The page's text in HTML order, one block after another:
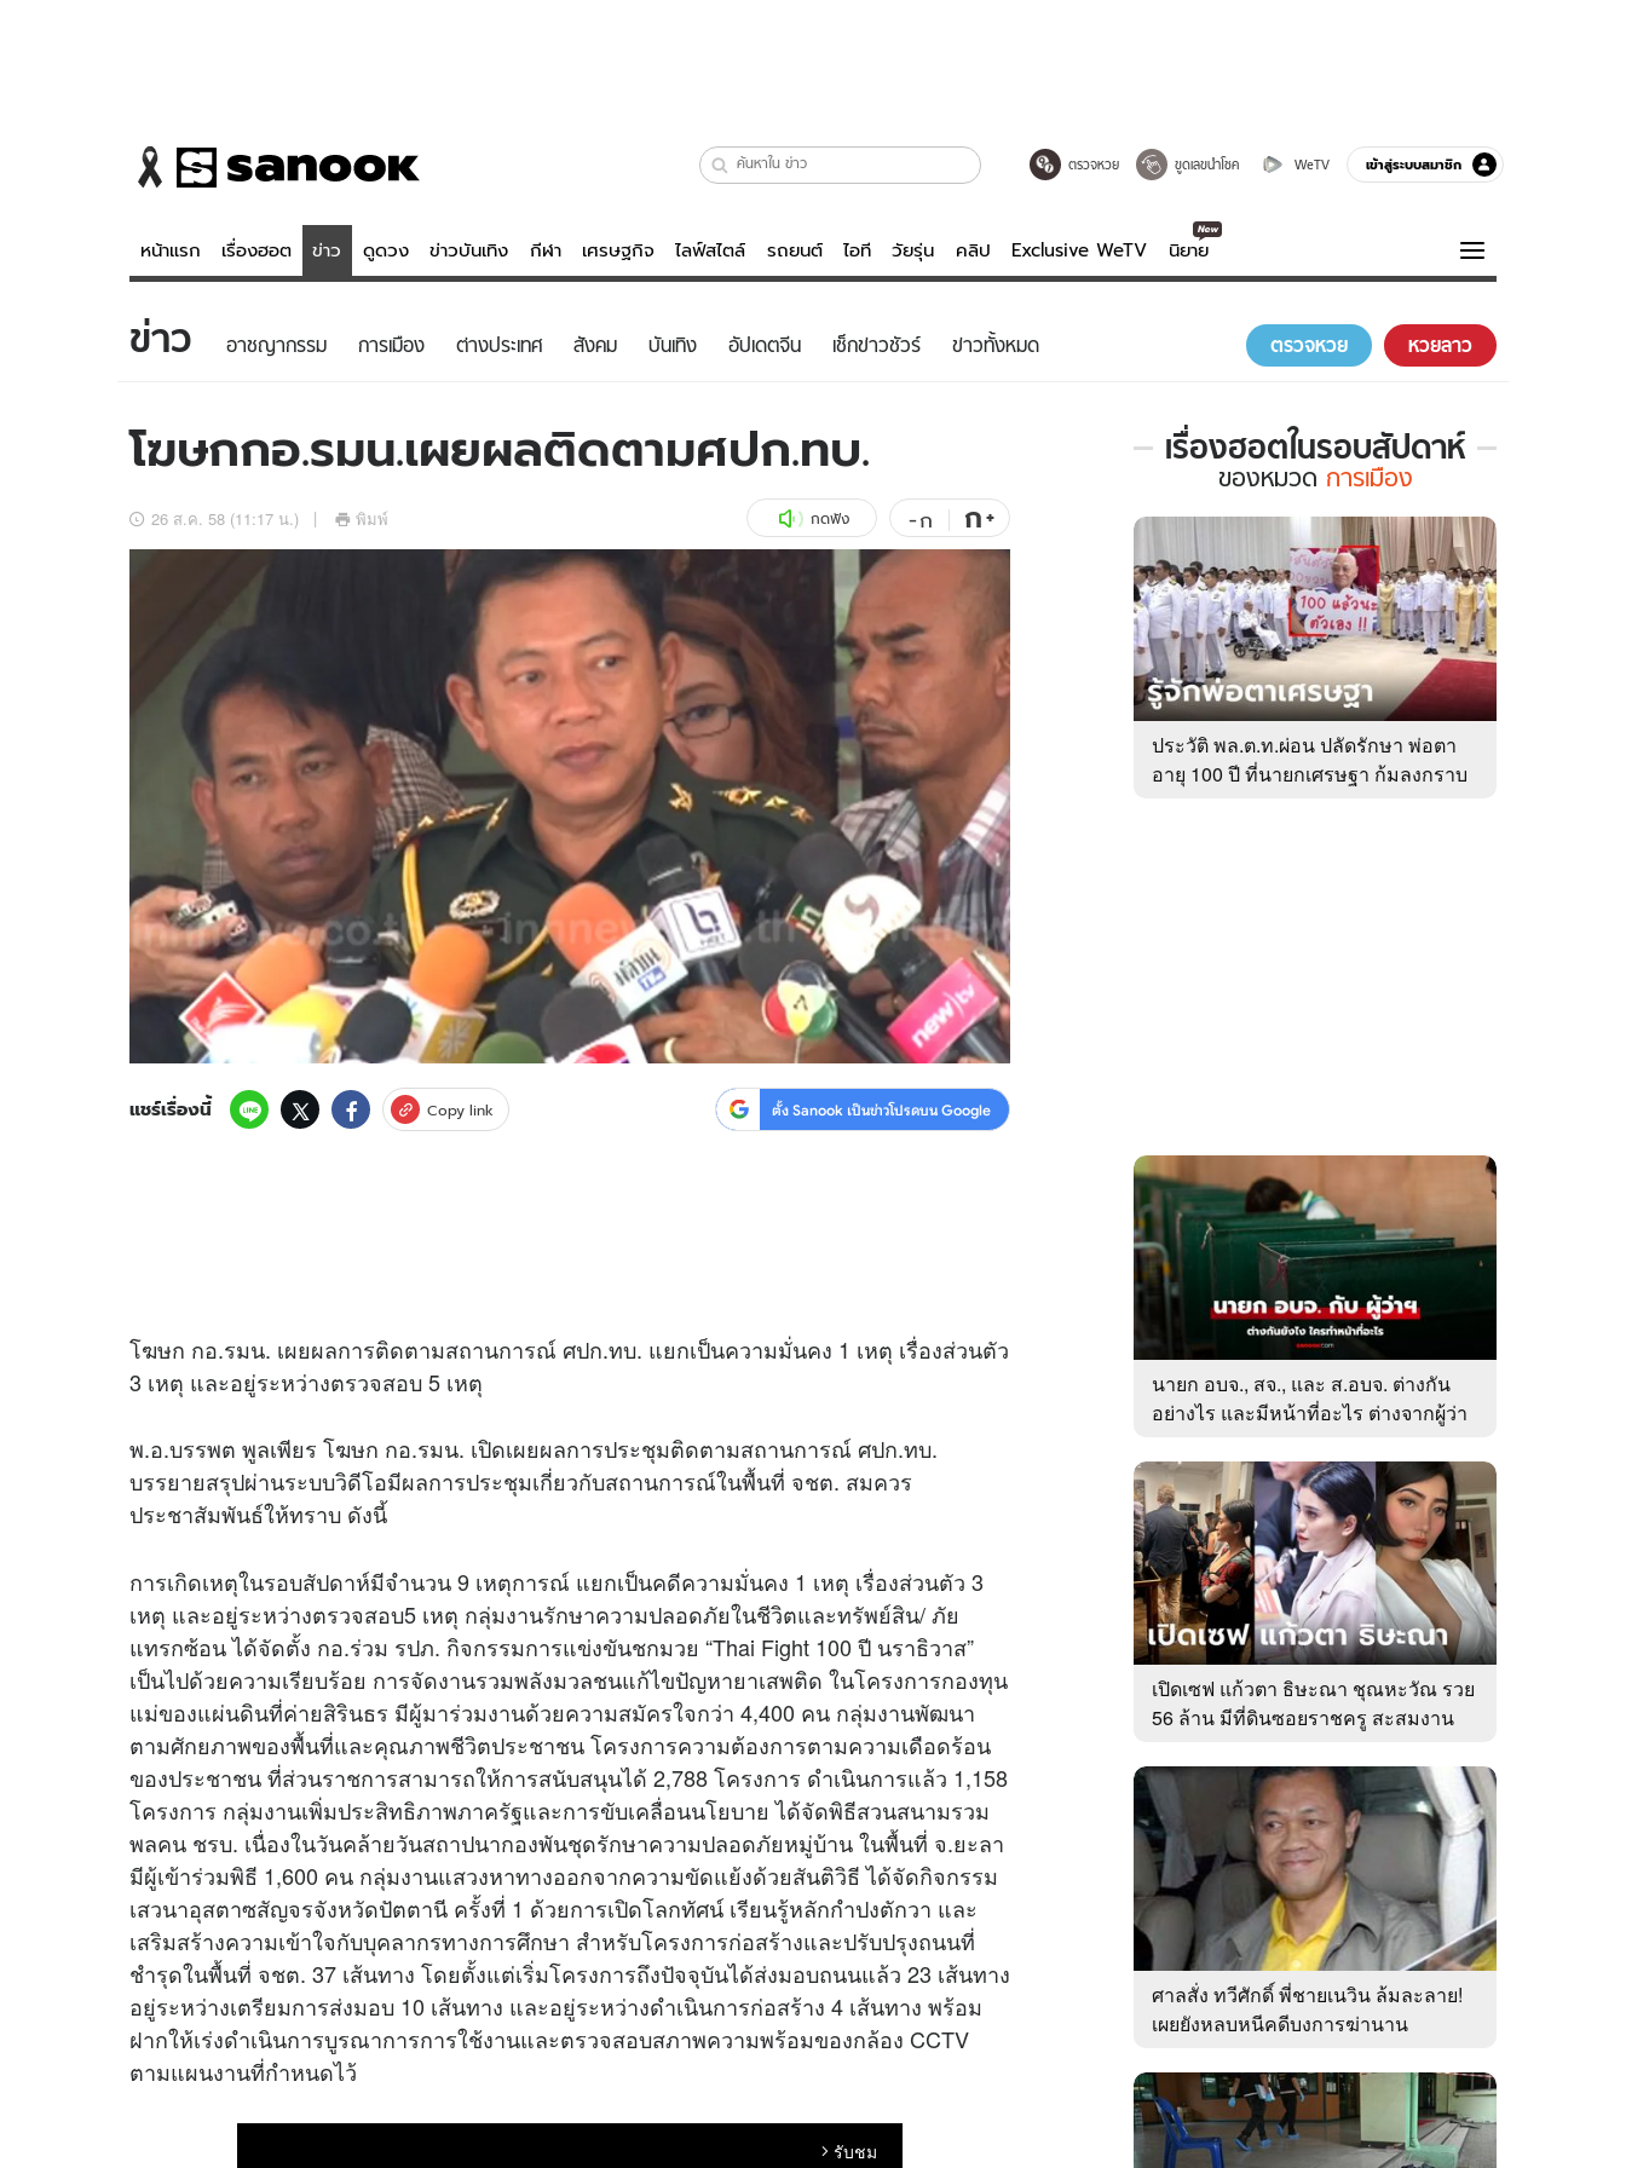
ตรวจหวย ขูดเลขนำโชค WeTV เข้าสู่ระบบสมาชิก
หน้าแรก เรื่องฮอต ข่าว ดูดวง ข่าวบันเทิง กีฬา เศรษฐกิจ ไลฟ์สไตล์ รถยนต์ ไอที วัยรุ่น คลิป Exclusive WeTV นิยาย
ข่าว
ข่าวบันเทิง
เช็กข่าวชัวร์
ดูดวง - ตรวจหวย
สถิติหวยไทย
ไลฟ์สไตล์
วัยรุ่น
รถยนต์
สุขภาพ
เที่ยว-กิน
Tasteful Thailand
Sanook Choice
บันเทิงครบรส
คลิป
พอดแคสต์
Exclusive WeTV
นิยาย
ความรู้รอบตัว
ฮาวทู
ดาวน์โหลดสนุกแอปฟรี ติดตามสนุกโซเชียลได้ที่
สงวนลิขสิทธิ์ ©2569 บริษัท อิมเมจ ฟิวเจอร์ (ประเทศไทย) จำกัด
ข่าว อาชญากรรม การเมือง ต่างประเทศ สังคม บันเทิง อัปเดตจีน เช็กข่าวชัวร์ ข่าวทั้งหมด ตรวจหวย หวยลาว
โฆษกกอ.รมน.เผยผลติดตามศปก.ทบ.
26 ส.ค. 58 (11:17 น.) พิมพ์ กดฟัง -ก ก+
แชร์เรื่องนี้ Copy link ตั้ง Sanook เป็นข่าวโปรดบน Google
โฆษก กอ.รมน. เผยผลการติดตามสถานการณ์ ศปก.ทบ. แยกเป็นความมั่นคง 1 เหตุ เรื่องส่วนตัว
3 เหตุ และอยู่ระหว่างตรวจสอบ 5 เหตุ
พ.อ.บรรพต พูลเพียร โฆษก กอ.รมน. เปิดเผยผลการประชุมติดตามสถานการณ์ ศปก.ทบ.
บรรยายสรุปผ่านระบบวิดีโอมีผลการประชุมเกี่ยวกับสถานการณ์ในพื้นที่ จชต. สมควร
ประชาสัมพันธ์ให้ทราบ ดังนี้
การเกิดเหตุในรอบสัปดาห์มีจำนวน 9 เหตุการณ์ แยกเป็นคดีความมั่นคง 1 เหตุ เรื่องส่วนตัว 3
เหตุ และอยู่ระหว่างตรวจสอบ5 เหตุ กลุ่มงานรักษาความปลอดภัยในชีวิตและทรัพย์สิน/ ภัย
แทรกซ้อน ได้จัดตั้ง กอ.ร่วม รปภ. กิจกรรมการแข่งขันชกมวย “Thai Fight 100 ปี นราธิวาส”
เป็นไปด้วยความเรียบร้อย การจัดงานรวมพลังมวลชนแก้ไขปัญหายาเสพติด ในโครงการกองทุน
แม่ของแผ่นดินที่ค่ายสิรินธร มีผู้มาร่วมงานด้วยความสมัครใจกว่า 4,400 คน กลุ่มงานพัฒนา
ตามศักยภาพของพื้นที่และคุณภาพชีวิตประชาชน โครงการความต้องการตามความเดือดร้อน
ของประชาชน ที่ส่วนราชการสามารถให้การสนับสนุนได้ 2,788 โครงการ ดำเนินการแล้ว 1,158
โครงการ กลุ่มงานเพิ่มประสิทธิภาพภาครัฐและการขับเคลื่อนนโยบาย ได้จัดพิธีสวนสนามรวม
พลคน ชรบ. เนื่องในวันคล้ายวันสถาปนากองพันชุดรักษาความปลอดภัยหมู่บ้าน ในพื้นที่ จ.ยะลา
มีผู้เข้าร่วมพิธี 1,600 คน กลุ่มงานแสวงหาทางออกจากความขัดแย้งด้วยสันติวิธี ได้จัดกิจกรรม
เสวนาอุสตาซสัญจรจังหวัดปัตตานี ครั้งที่ 1 ด้วยการเปิดโลกทัศน์ เรียนรู้หลักกำปงตักวา และ
เสริมสร้างความเข้าใจกับบุคลากรทางการศึกษา สำหรับโครงการก่อสร้างและปรับปรุงถนนที่
ชำรุดในพื้นที่ จชต. 37 เส้นทาง โดยตั้งแต่เริ่มโครงการถึงปัจจุบันได้ส่งมอบถนนแล้ว 23 เส้นทาง
อยู่ระหว่างเตรียมการส่งมอบ 10 เส้นทาง และอยู่ระหว่างดำเนินการก่อสร้าง 4 เส้นทาง พร้อม
ฝากให้เร่งดำเนินการบูรณาการการใช้งานและตรวจสอบสภาพความพร้อมของกล้อง CCTV
ตามแผนงานที่กำหนดไว้
arrow_forward_ios รับชม
เรื่องฮอตในรอบสัปดาห์
เรื่อง
ใน
สัปดาห์
ของ
หมวด
การเมือง
ของหมวด การเมือง
ประวัติ พล.ต.ท.ผ่อน ปลัดรักษา พ่อตา
อายุ 100 ปี ที่นายกเศรษฐา ก้มลงกราบ
นายก อบจ., สจ., และ ส.อบจ. ต่างกัน
อย่างไร และมีหน้าที่อะไร ต่างจากผู้ว่า
เปิดเซฟ แก้วตา ธิษะณา ชุณหะวัณ รวย
56 ล้าน มีที่ดินซอยราชครู สะสมงาน
ศาลสั่ง ทวีศักดิ์ พี่ชายเนวิน ล้มละลาย!
เผยยังหลบหนีคดีบงการฆ่านาน